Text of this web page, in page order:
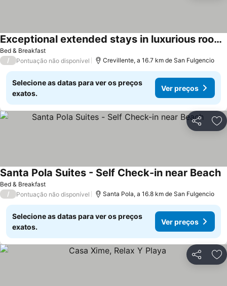
Bed & Breakfast
Exceptional extended stays in luxurious rooms.
Ver preços
/ Pontuação não disponível Crevillente, a 16.7 km de San Fulgencio
Selecione as datas para ver os preços
exatos.
Ver preços
Partilhar
Bed & Breakfast
Santa Pola Suites - Self Check-in near Beach
/ Pontuação não disponível Santa Pola, a 16.8 km de San Fulgencio
Selecione as datas para ver os preços
exatos.
Ver preços
Partilhar